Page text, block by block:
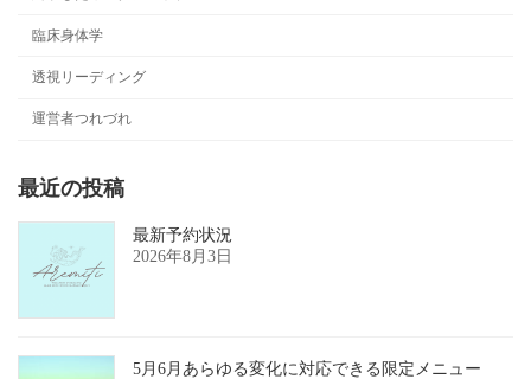
臨床身体学
透視リーディング
運営者つれづれ
最近の投稿
最新予約状況
2026年8月3日
5月6月あらゆる変化に対応できる限定メニュー